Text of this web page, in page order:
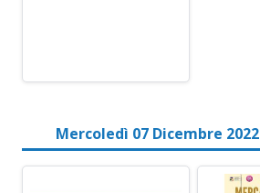
Mercoledì 07 Dicembre 2022